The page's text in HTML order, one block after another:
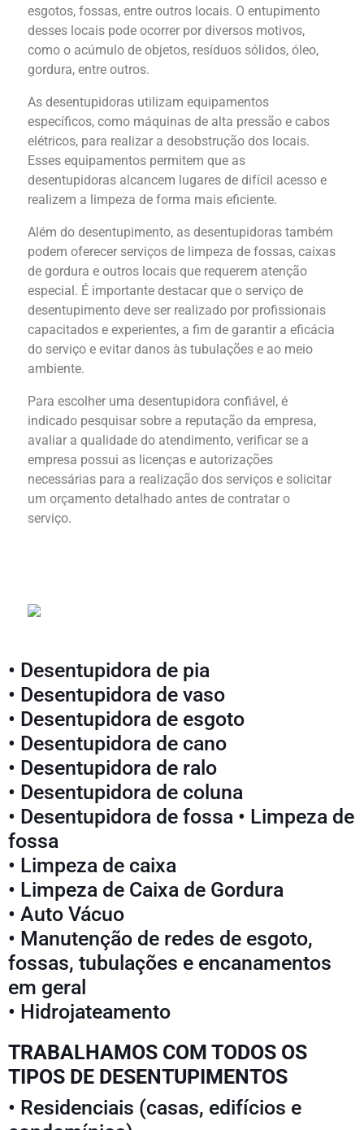
Encanadores mestres em qualquer grau
de dificuldade. Entupiu? Nós
resolvemos
11 2767-0800
esgotos, fossas, entre outros locais. O entupimento
desses locais pode ocorrer por diversos motivos,
como o acúmulo de objetos, resíduos sólidos, óleo,
gordura, entre outros.
As desentupidoras utilizam equipamentos
específicos, como máquinas de alta pressão e cabos
elétricos, para realizar a desobstrução dos locais.
Esses equipamentos permitem que as
desentupidoras alcancem lugares de difícil acesso e
realizem a limpeza de forma mais eficiente.
Além do desentupimento, as desentupidoras também
podem oferecer serviços de limpeza de fossas, caixas
de gordura e outros locais que requerem atenção
especial. É importante destacar que o serviço de
desentupimento deve ser realizado por profissionais
capacitados e experientes, a fim de garantir a eficácia
do serviço e evitar danos às tubulações e ao meio
ambiente.
Para escolher uma desentupidora confiável, é
indicado pesquisar sobre a reputação da empresa,
avaliar a qualidade do atendimento, verificar se a
empresa possui as licenças e autorizações
necessárias para a realização dos serviços e solicitar
um orçamento detalhado antes de contratar o
serviço.
• Desentupidora de pia
• Desentupidora de vaso
• Desentupidora de esgoto
• Desentupidora de cano
• Desentupidora de ralo
• Desentupidora de coluna
• Desentupidora de fossa • Limpeza de
fossa
• Limpeza de caixa
• Limpeza de Caixa de Gordura
• Auto Vácuo
• Manutenção de redes de esgoto,
fossas, tubulações e encanamentos
em geral
• Hidrojateamento
TRABALHAMOS COM TODOS OS
TIPOS DE DESENTUPIMENTOS
• Residenciais (casas, edifícios e